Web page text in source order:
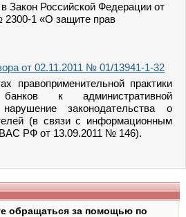
Закон Российской Федерации от
1 «О защите прав
от 02.11.2011 № 01/13941-1-32
правоприменительной практики
к административной
законодательства о
(в связи с информационным
РФ от 13.09.2011 № 146).
обращаться за помощью по